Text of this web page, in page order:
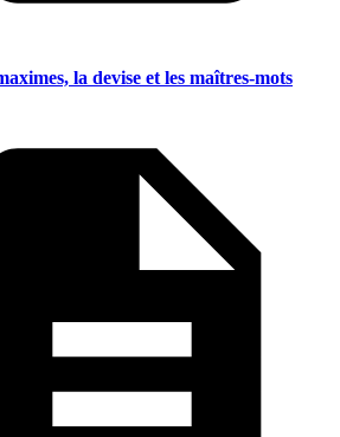
la devise et les maîtres-mots